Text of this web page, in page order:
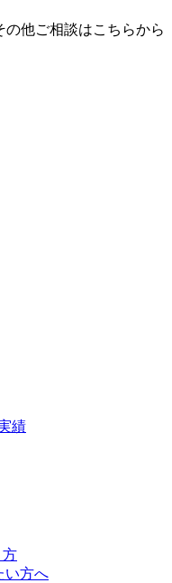
他ご相談はこちらから
績
方
い方へ